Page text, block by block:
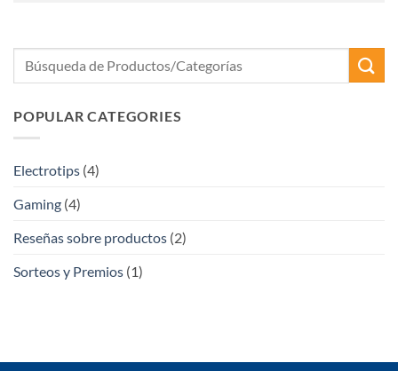
POPULAR CATEGORIES
Electrotips (4)
Gaming (4)
Reseñas sobre productos (2)
Sorteos y Premios (1)